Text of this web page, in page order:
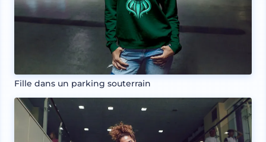
Fille dans un parking souterrain